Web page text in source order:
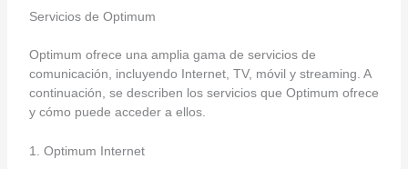
Servicios de Optimum
Optimum ofrece una amplia gama de servicios de
comunicación, incluyendo Internet, TV, móvil y streaming. A
continuación, se describen los servicios que Optimum ofrece
y cómo puede acceder a ellos.
1. Optimum Internet